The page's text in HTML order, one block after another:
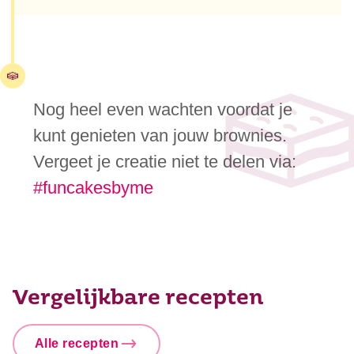
Nog heel even wachten voordat je
kunt genieten van jouw brownies.
Vergeet je creatie niet te delen via:
#funcakesbyme
Vergelijkbare recepten
Alle recepten